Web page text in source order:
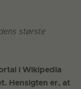
største
i Wikipedia
Hensigten er, at